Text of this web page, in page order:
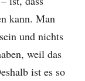
kann. Man
und nichts
weil das
ist es so